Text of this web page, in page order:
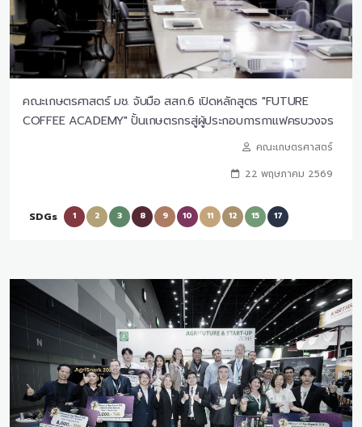
คณะเกษตรศาสตร์ มช. จับมือ สสก.6 เปิดหลักสูตร "FUTURE
COFFEE ACADEMY" ปั้นเกษตรกรสู่ผู้ประกอบการกาแฟครบวงจร
คณะเกษตรศาสตร์
22 พฤษภาคม 2569
SDGs 1 2 3 8 9 10 11 12 15 17